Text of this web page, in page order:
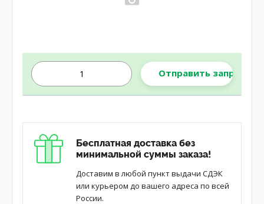
Отправить запрос
Бесплатная доставка без
минимальной суммы заказа!
Доставим в любой пункт выдачи СДЭК
или курьером до вашего адреса по всей
России.